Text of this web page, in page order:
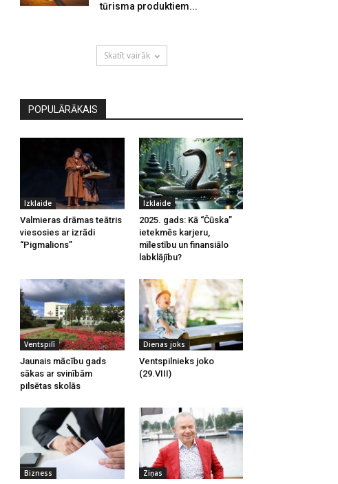
tūrisma produktiem...
Skatīt vairāk
POPULĀRĀKAIS
Izklaide
Valmieras drāmas teātris
viesosies ar izrādi
“Pigmalions”
Izklaide
2025. gads: Kā “Čūska”
ietekmēs karjeru,
mīlestību un finansiālo
labklājību?
Ventspilī
Jaunais mācību gads
sākas ar svinībām
pilsētas skolās
Dienas joks
Ventspilnieks joko
(29.VIII)
Bizness Ziņas